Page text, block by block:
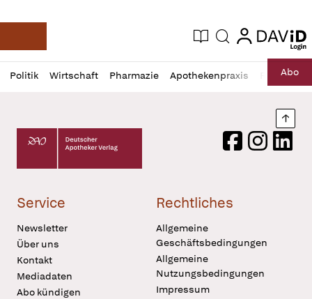
Deutsche Apotheker Zeitung
Aktuelle Ausgabe
Suche login
login
Politik Wirtschaft Pharmazie Apothekenpraxis RechtAbo
Profil
öffnen
Daz
Pur
Deutscher Apotheker Verlag Logo
FacebookInstagram
Service
Newsletter
Über uns
Kontakt
Mediadaten
Abo kündigen
Rechtliches
Allgemeine
Geschäftsbedingungen
Allgemeine
Nutzungsbedingungen
Impressum